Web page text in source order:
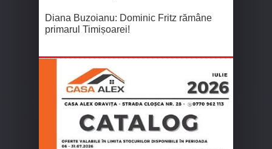
Diana Buzoianu: Dominic Fritz rămâne
primarul Timișoarei!